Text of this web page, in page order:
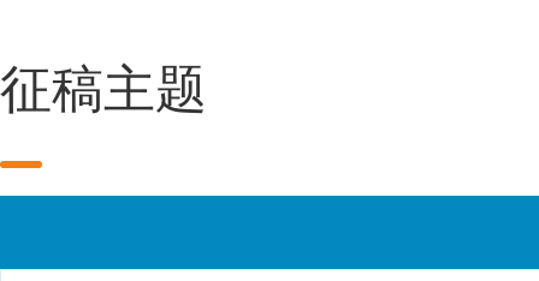
征稿主题